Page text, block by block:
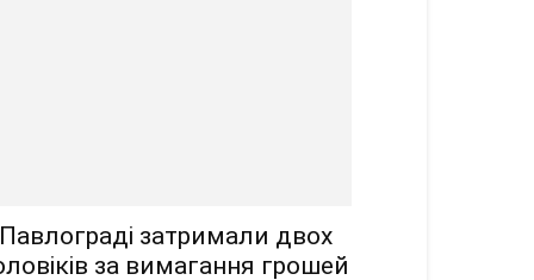
затримали двох
за вимагання грошей